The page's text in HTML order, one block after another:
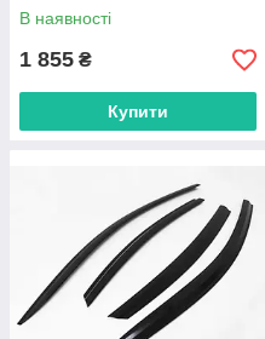
Тайвань
В наявності
1 855 ₴
Купити